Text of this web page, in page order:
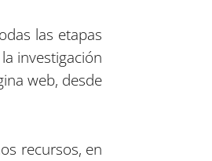
las etapas
investigación
web, desde
recursos, en